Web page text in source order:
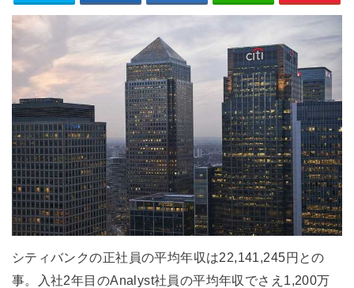
シティバンクの正社員の平均年収は22,141,245円との
事。入社2年目のAnalyst社員の平均年収でさえ1,200万